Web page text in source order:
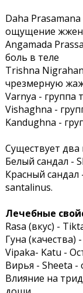
Daha
ощущение
Angamada
боль в теле
Trishna
чрезмерную
Varnya - группа
Vishaghna -
Kandughna -
Существует два
Белый сандал -
Красный сандал
santalinus.
Лечебные
Rasa (вкус) -
Гуна (качества)
Vipaka- Katu -
Вирья - Sheeta
Влияние на